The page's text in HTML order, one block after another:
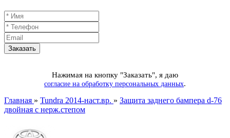
Нажимая на кнопку "Заказать", я даю
согласие на обработку персональных данных.
Главная » Tundra 2014-наст.вр. » Защита заднего бампера d-76
двойная с нерж.степом